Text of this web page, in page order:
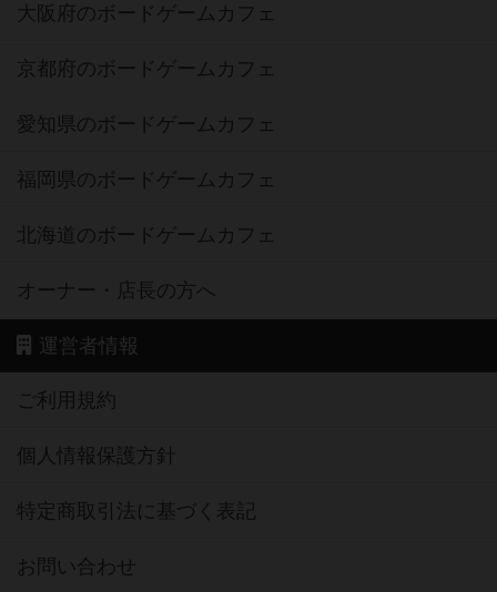
大阪府のボードゲームカフェ
京都府のボードゲームカフェ
愛知県のボードゲームカフェ
福岡県のボードゲームカフェ
北海道のボードゲームカフェ
オーナー・店長の方へ
運営者情報
ご利用規約
個人情報保護方針
特定商取引法に基づく表記
お問い合わせ